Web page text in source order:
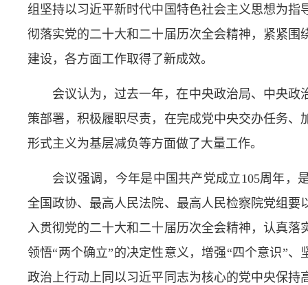
组坚持以习近平新时代中国特色社会主义思想为
彻落实党的二十大和二十届历次全会精神，紧紧
建设，各方面工作取得了新成效。
会议认为，过去一年，在中央政治局、中央
策部署，积极履职尽责，在完成党中央交办任务
形式主义为基层减负等方面做了大量工作。
会议强调，今年是中国共产党成立105周年，
全国政协、最高人民法院、最高人民检察院党组
入贯彻党的二十大和二十届历次全会精神，认真
领悟“两个确立”的决定性意义，增强“四个意识”
政治上行动上同以习近平同志为核心的党中央保